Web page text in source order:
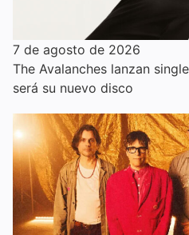
7 de agosto de 2026
The Avalanches lanzan
será su nuevo disco